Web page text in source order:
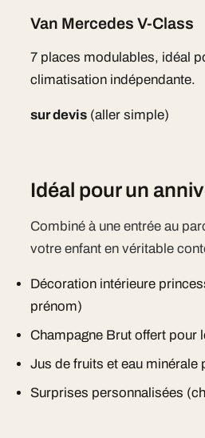
Van Mercedes V-Class
7 places modulables, idéal
climatisation indépendante.
sur devis (aller simple)
Idéal pour un
Combiné à une entrée au
votre enfant en véritable
Décoration intérieure
prénom)
Champagne Brut offert pour
Jus de fruits et eau minérale
Surprises personnalisées